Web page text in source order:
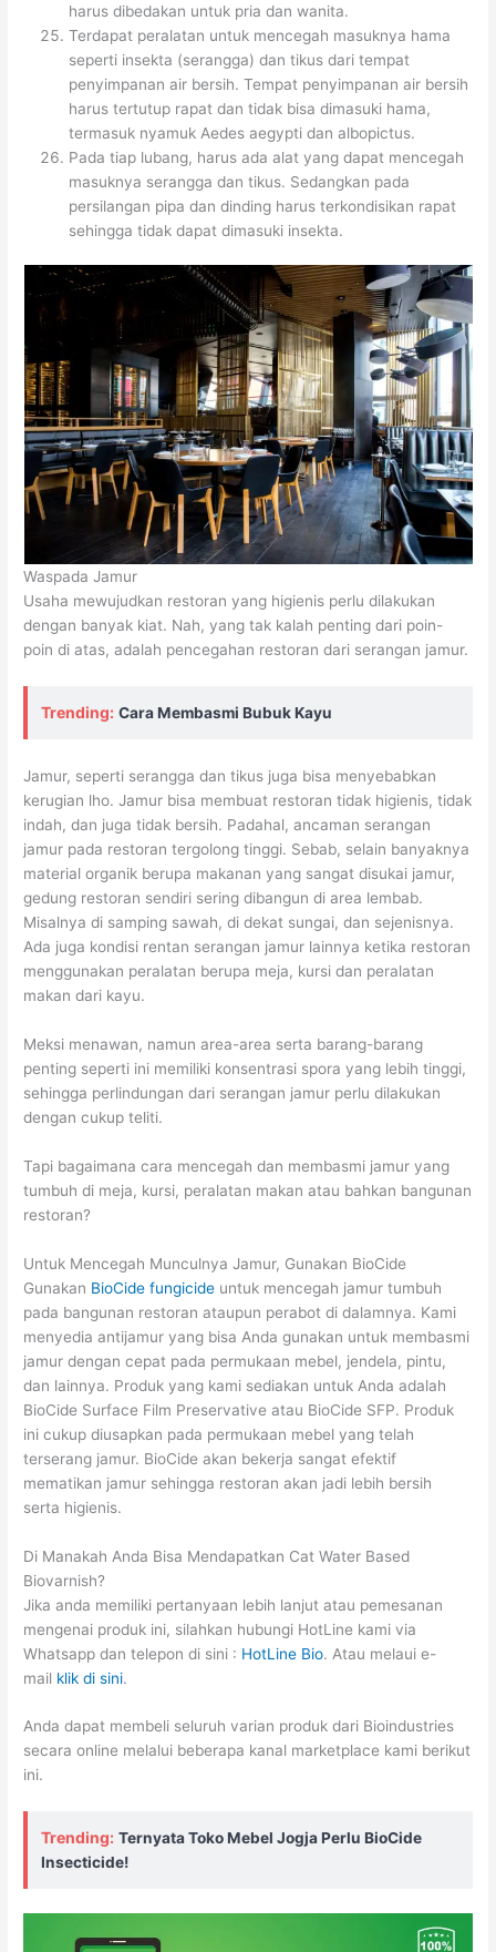
harus dibedakan untuk pria dan wanita.
Terdapat peralatan untuk mencegah masuknya hama
seperti insekta (serangga) dan tikus dari tempat
penyimpanan air bersih. Tempat penyimpanan air bersih
harus tertutup rapat dan tidak bisa dimasuki hama,
termasuk nyamuk Aedes aegypti dan albopictus.
Pada tiap lubang, harus ada alat yang dapat mencegah
masuknya serangga dan tikus. Sedangkan pada
persilangan pipa dan dinding harus terkondisikan rapat
sehingga tidak dapat dimasuki insekta.
Waspada Jamur
Usaha mewujudkan restoran yang higienis perlu dilakukan
dengan banyak kiat. Nah, yang tak kalah penting dari poin-
poin di atas, adalah pencegahan restoran dari serangan jamur.
Trending: Cara Membasmi Bubuk Kayu
Jamur, seperti serangga dan tikus juga bisa menyebabkan
kerugian lho. Jamur bisa membuat restoran tidak higienis, tidak
indah, dan juga tidak bersih. Padahal, ancaman serangan
jamur pada restoran tergolong tinggi. Sebab, selain banyaknya
material organik berupa makanan yang sangat disukai jamur,
gedung restoran sendiri sering dibangun di area lembab.
Misalnya di samping sawah, di dekat sungai, dan sejenisnya.
Ada juga kondisi rentan serangan jamur lainnya ketika restoran
menggunakan peralatan berupa meja, kursi dan peralatan
makan dari kayu.
Meksi menawan, namun area-area serta barang-barang
penting seperti ini memiliki konsentrasi spora yang lebih tinggi,
sehingga perlindungan dari serangan jamur perlu dilakukan
dengan cukup teliti.
Tapi bagaimana cara mencegah dan membasmi jamur yang
tumbuh di meja, kursi, peralatan makan atau bahkan bangunan
restoran?
Untuk Mencegah Munculnya Jamur, Gunakan BioCide
Gunakan BioCide fungicide untuk mencegah jamur tumbuh
pada bangunan restoran ataupun perabot di dalamnya. Kami
menyedia antijamur yang bisa Anda gunakan untuk membasmi
jamur dengan cepat pada permukaan mebel, jendela, pintu,
dan lainnya. Produk yang kami sediakan untuk Anda adalah
BioCide Surface Film Preservative atau BioCide SFP. Produk
ini cukup diusapkan pada permukaan mebel yang telah
terserang jamur. BioCide akan bekerja sangat efektif
mematikan jamur sehingga restoran akan jadi lebih bersih
serta higienis.
Di Manakah Anda Bisa Mendapatkan Cat Water Based
Biovarnish?
Jika anda memiliki pertanyaan lebih lanjut atau pemesanan
mengenai produk ini, silahkan hubungi HotLine kami via
Whatsapp dan telepon di sini : HotLine Bio. Atau melaui e-
mail klik di sini.
Anda dapat membeli seluruh varian produk dari Bioindustries
secara online melalui beberapa kanal marketplace kami berikut
ini.
Trending: Ternyata Toko Mebel Jogja Perlu BioCide
Insecticide!